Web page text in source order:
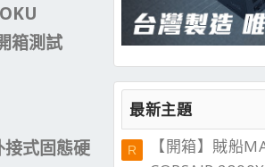
箱測試
式固態硬
最新主題
R
【開箱】賊船